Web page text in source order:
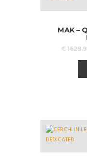
A!
MAK –
€